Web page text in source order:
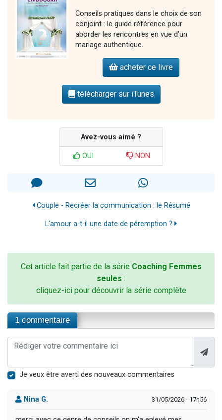
Conseils pratiques dans le choix de son
conjoint : le guide référence pour
aborder les rencontres en vue d'un
mariage authentique.
acheter ce livre
télécharger sur iTunes
Avez-vous aimé ?
OUI NON
Couple - Recréer la communication : le Résumé
L'amour a-t-il une date de péremption ?
Cet article fait partie de la série Coaching Femmes
seules :
cliquez-ici pour découvrir la série complète
1 commentaire
Je veux être averti des nouveaux commentaires
Nina G. 31/05/2026 - 17h56